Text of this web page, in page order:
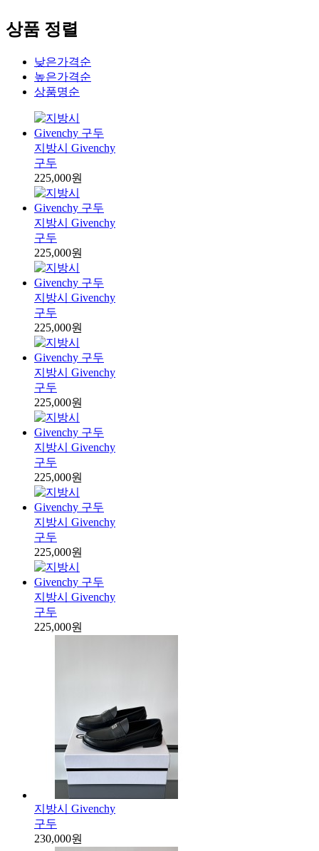
상품 정렬
낮은가격순
높은가격순
상품명순
지방시 Givenchy
구두
225,000원
지방시 Givenchy
구두
225,000원
지방시 Givenchy
구두
225,000원
지방시 Givenchy
구두
225,000원
지방시 Givenchy
구두
225,000원
지방시 Givenchy
구두
225,000원
지방시 Givenchy
구두
225,000원
지방시 Givenchy
구두
230,000원